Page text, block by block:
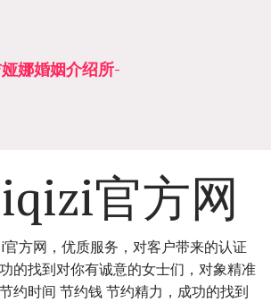
娜婚姻介绍所­­
官方网
方网，优质服务，对客户带来的认证
的找到对你有诚意的女士们，对象精准
约时间 节约钱 节约精力，成功的找到